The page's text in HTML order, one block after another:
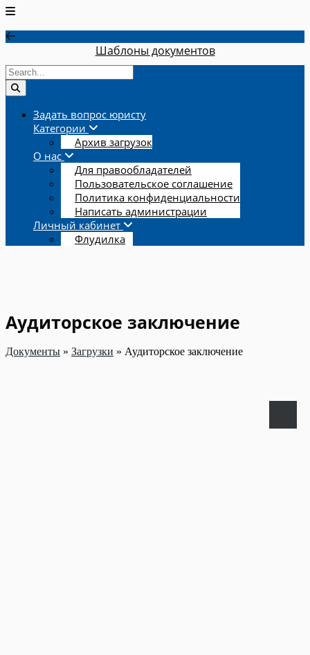
Шаблоны документов
Задать вопрос юристу
Категории
Архив загрузок
О нас
Для правообладателей
Пользовательское соглашение
Политика конфиденциальности
Написать администрации
Личный кабинет
Флудилка
Аудиторское заключение
Документы » Загрузки » Аудиторское заключение